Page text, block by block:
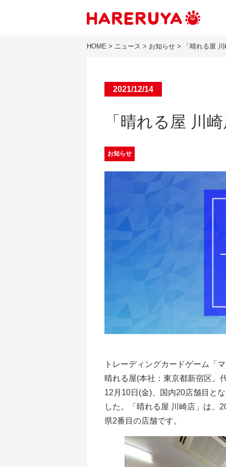
HOME > ニュース > お知らせ > 「晴れる屋
2021/12/14
「晴れる屋 川
お知らせ
トレーディングカードゲーム「
晴れる屋(本社：東京都新宿区、
12月10日(金)、国内20店舗目と
した。「晴れる屋 川崎店」は、
県2番目の店舗です。